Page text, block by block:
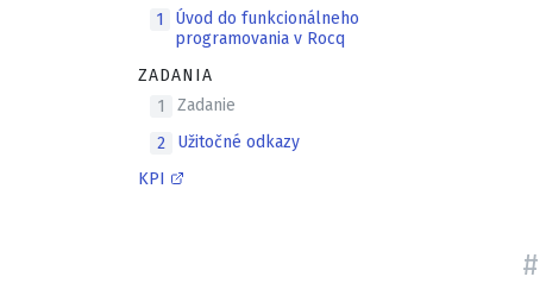
1
Úvod do funkcionálneho
programovania v Rocq
ZADANIA
1
Zadanie
2
Užitočné odkazy
KPI